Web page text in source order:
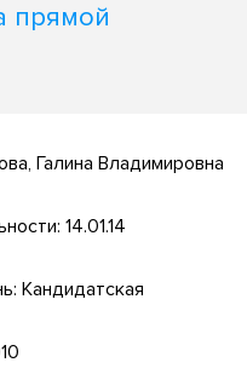
прямой
Галина Владимировна
14.01.14
Кандидатская